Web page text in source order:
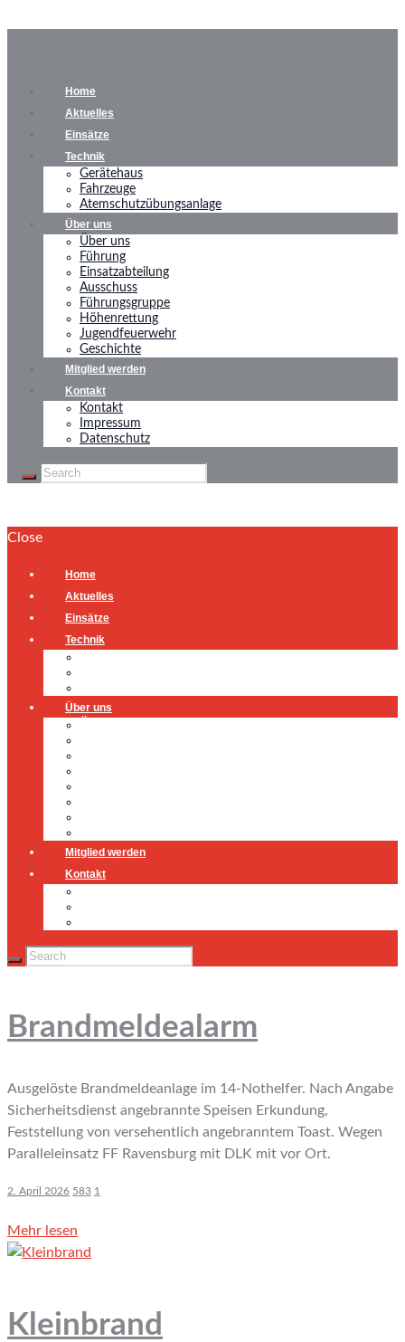
Home
Aktuelles
Einsätze
Technik
Gerätehaus
Fahrzeuge
Atemschutzübungsanlage
Über uns
Über uns
Führung
Einsatzabteilung
Ausschuss
Führungsgruppe
Höhenrettung
Jugendfeuerwehr
Geschichte
Mitglied werden
Kontakt
Kontakt
Impressum
Datenschutz
Close
Home
Aktuelles
Einsätze
Technik
Über uns
Mitglied werden
Kontakt
Brandmeldealarm
Ausgelöste Brandmeldeanlage im 14-Nothelfer. Nach Angabe
Sicherheitsdienst angebrannte Speisen Erkundung,
Feststellung von versehentlich angebranntem Toast. Wegen
Paralleleinsatz FF Ravensburg mit DLK mit vor Ort.
2. April 2026 583 1
Mehr lesen
Kleinbrand